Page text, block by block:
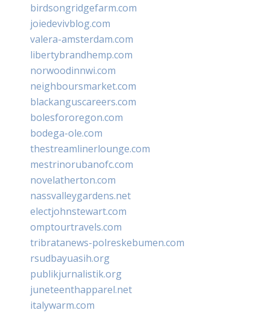
birdsongridgefarm.com
joiedevivblog.com
valera-amsterdam.com
libertybrandhemp.com
norwoodinnwi.com
neighboursmarket.com
blackanguscareers.com
bolesfororegon.com
bodega-ole.com
thestreamlinerlounge.com
mestrinorubanofc.com
novelatherton.com
nassvalleygardens.net
electjohnstewart.com
omptourtravels.com
tribratanews-polreskebumen.com
rsudbayuasih.org
publikjurnalistik.org
juneteenthapparel.net
italywarm.com